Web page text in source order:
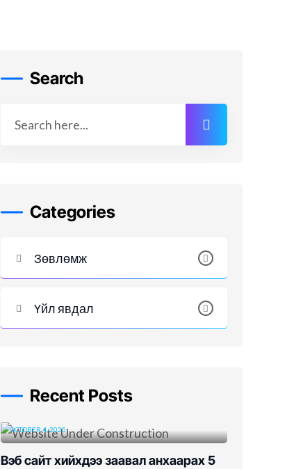
Search
Categories
Зөвлөмж
Үйл явдал
Recent Posts
OCTOBER 4, 2025
Вэб сайт хийхдээ заавал анхаарах 5